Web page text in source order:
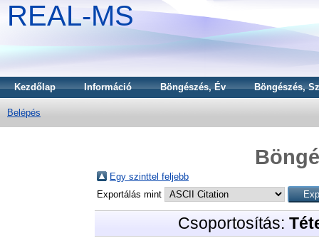
REAL-MS
Kezdőlap Információ Böngészés, Év Böngészés,
Belépés
Egy szinttel feljebb
Exportálás mint
Csoportosítás: